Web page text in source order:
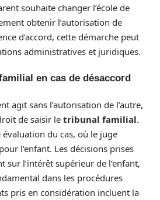
souhaite changer l’école de
obtenir l’autorisation de
d’accord, cette démarche peut
administratives et juridiques.
en cas de désaccord
agit sans l’autorisation de l’autre,
de saisir le tribunal familial.
du cas, où le juge
l’enfant. Les décisions prises
sur l’intérêt supérieur de l’enfant,
dans les procédures
pris en considération incluent la